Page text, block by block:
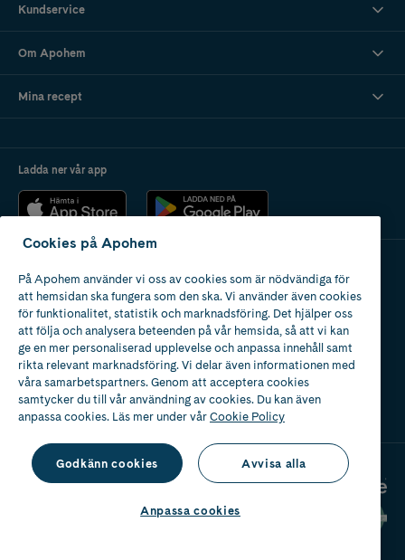
Kundservice
Om Apohem
Mina recept
Ladda ner vår app
Apotek med tillstånd
av Läkemedelsverket
Cookies på Apohem
På Apohem använder vi oss av cookies som är nödvändiga för
att hemsidan ska fungera som den ska. Vi använder även cookies
för funktionalitet, statistik och marknadsföring. Det hjälper oss
att följa och analysera beteenden på vår hemsida, så att vi kan
ge en mer personaliserad upplevelse och anpassa innehåll samt
rikta relevant marknadsföring. Vi delar även informationen med
våra samarbetspartners. Genom att acceptera cookies
samtycker du till vår användning av cookies. Du kan även
anpassa cookies. Läs mer under vårCookie Policy
Godkänn cookies Avvisa alla
Anpassa cookies